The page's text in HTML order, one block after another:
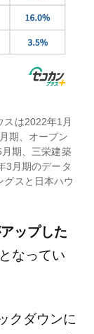
スは2022年1月
期、オープン
期、三栄建築
3月期のデータ
グスと日本ハウ
ップした
なってい
クダウンに